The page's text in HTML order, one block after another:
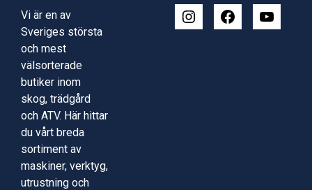
Vi är en av
Sveriges största
och mest
välsorterade
butiker inom
skog, trädgård
och ATV. Här hittar
du vårt breda
sortiment av
maskiner, verktyg,
utrustning och